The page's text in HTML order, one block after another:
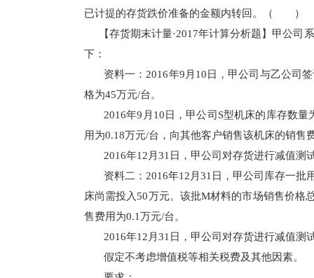
已计提的存货跌价准备的金额内转回。（ ）
【存货期末计量·2017年计算分析题】甲公
下：
资料一：2016年9月10日，甲公司与乙公司
格为45万元/台。
2016年9月10日，甲公司S型机床的库存数
用为0.18万元/台，向其他客户销售该机床的销售
2016年12月31日，甲公司对存货进行减值测
资料二：2016年12月31日，甲公司库存一
床尚需投入50万元。该批M材料的市场销售价格
售费用为0.1万元/台。
2016年12月31日，甲公司对存货进行减值
假定不考虑增值税等相关税费及其他因素。